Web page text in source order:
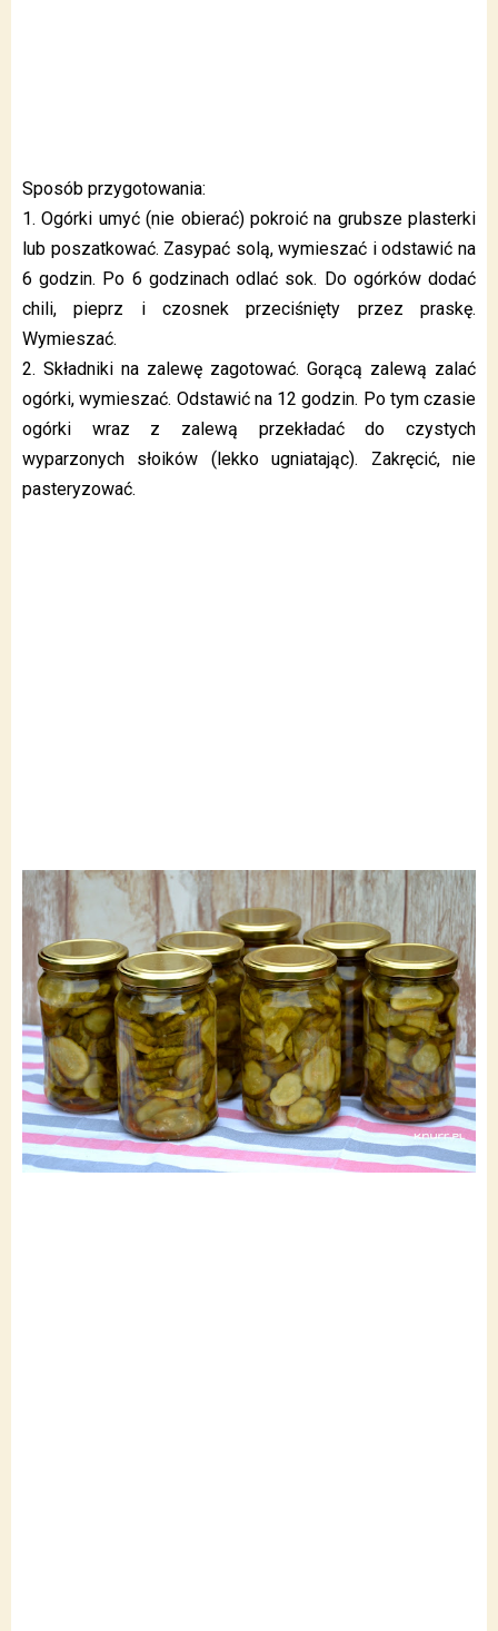
Sposób przygotowania:
1. Ogórki umyć (nie obierać) pokroić na grubsze plasterki
lub poszatkować. Zasypać solą, wymieszać i odstawić na
6 godzin. Po 6 godzinach odlać sok. Do ogórków dodać
chili, pieprz i czosnek przeciśnięty przez praskę.
Wymieszać.
2. Składniki na zalewę zagotować. Gorącą zalewą zalać
ogórki, wymieszać. Odstawić na 12 godzin. Po tym czasie
ogórki wraz z zalewą przekładać do czystych
wyparzonych słoików (lekko ugniatając). Zakręcić, nie
pasteryzować.